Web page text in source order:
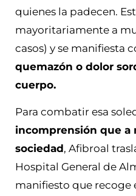
quienes la padecen.
mayoritariamente a
casos) y se manifiesta
quemazón o dolor
cuerpo.
Para combatir esa
incomprensión que a
sociedad, Afibroal
Hospital General de
manifiesto que recoge